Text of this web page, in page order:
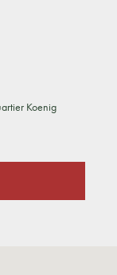
Koenig